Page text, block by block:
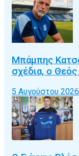
Μπάμπης
σχέδια, ο Θεός
5 Αυγούστου 2026